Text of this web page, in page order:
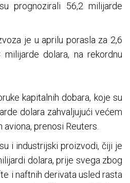
prognozirali 56,2 milijarde
je u aprilu porasla za 2,6
dolara, na rekordnu
kapitalnih dobara, koje su
dolara zahvaljujući većem
aviona, prenosi Reuters.
i industrijski proizvodi, čiji je
dolara, prije svega zbog
i naftnih derivata usled rasta